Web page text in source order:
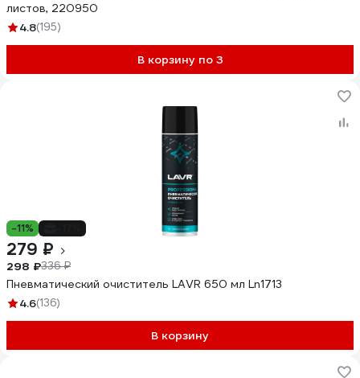
листов, 220950
4.8(195)
В корзину по 3
-11%
279 ₽
298 ₽336 ₽
Пневматический очиститель LAVR 650 мл Ln1713
4.6(136)
В корзину